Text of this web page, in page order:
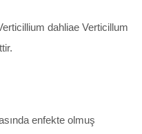
dahliae Verticillum
enfekte olmuş